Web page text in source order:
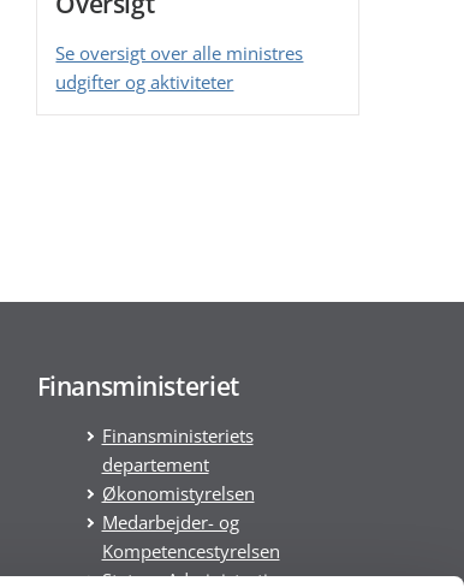
Se oversigt over alle ministres
udgifter og aktiviteter
Finansministeriet
Finansministeriets
departement
Økonomistyrelsen
Medarbejder- og
Kompetencestyrelsen
Statens Administration